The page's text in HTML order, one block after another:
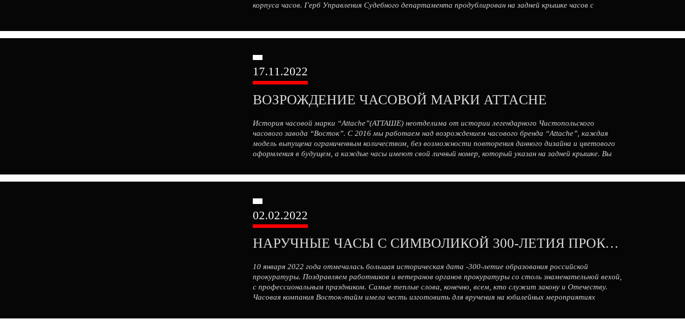
корпуса часов. Герб Управления Судебного департамента продублирован на задней крышке часов с
17.11.2022
ВОЗРОЖДЕНИЕ ЧАСОВОЙ МАРКИ ATTACHE
История часовой марки “Attache”(АТТАШЕ) неотделима от истории легендарного Чистопольского
часового завода “Восток”. С 2016 мы работаем над возрождением часового бренда “Attache”, каждая
модель выпущена ограниченным количеством, без возможности повторения данного дизайна и цветового
оформления в будущем, а каждые часы имеют свой личный номер, который указан на задней крышке. Вы
02.02.2022
НАРУЧНЫЕ ЧАСЫ С СИМВОЛИКОЙ 300-ЛЕТИЯ ПРОКУРАТУРЫ РОССИИ
10 января 2022 года отмечалась большая историческая дата -300-летие образования российской
прокуратуры. Поздравляем работников и ветеранов органов прокуратуры со столь знаменательной вехой,
с профессиональным праздником. Самые теплые слова, конечно, всем, кто служит закону и Отечеству.
Часовая компания Восток-тайм имела честь изготовить для вручения на юбилейных мероприятиях